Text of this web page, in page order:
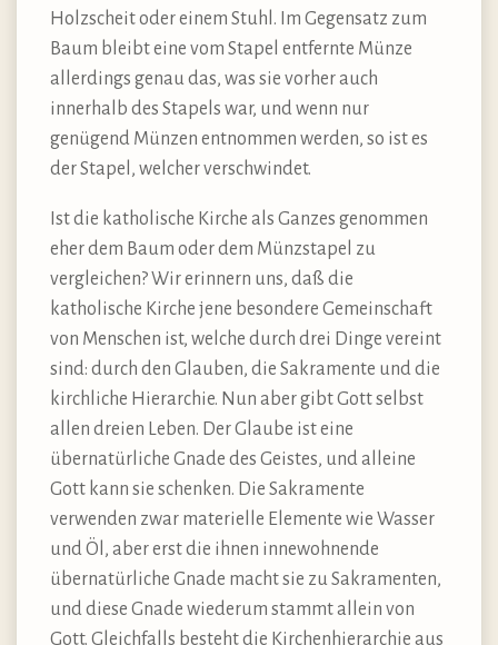
Holzscheit oder einem Stuhl. Im Gegensatz zum
Baum bleibt eine vom Stapel entfernte Münze
allerdings genau das, was sie vorher auch
innerhalb des Stapels war, und wenn nur
genügend Münzen entnommen werden, so ist es
der Stapel, welcher verschwindet.
Ist die katholische Kirche als Ganzes genommen
eher dem Baum oder dem Münzstapel zu
vergleichen? Wir erinnern uns, daß die
katholische Kirche jene besondere Gemeinschaft
von Menschen ist, welche durch drei Dinge vereint
sind: durch den Glauben, die Sakramente und die
kirchliche Hierarchie. Nun aber gibt Gott selbst
allen dreien Leben. Der Glaube ist eine
übernatürliche Gnade des Geistes, und alleine
Gott kann sie schenken. Die Sakramente
verwenden zwar materielle Elemente wie Wasser
und Öl, aber erst die ihnen innewohnende
übernatürliche Gnade macht sie zu Sakramenten,
und diese Gnade wiederum stammt allein von
Gott. Gleichfalls besteht die Kirchenhierarchie aus